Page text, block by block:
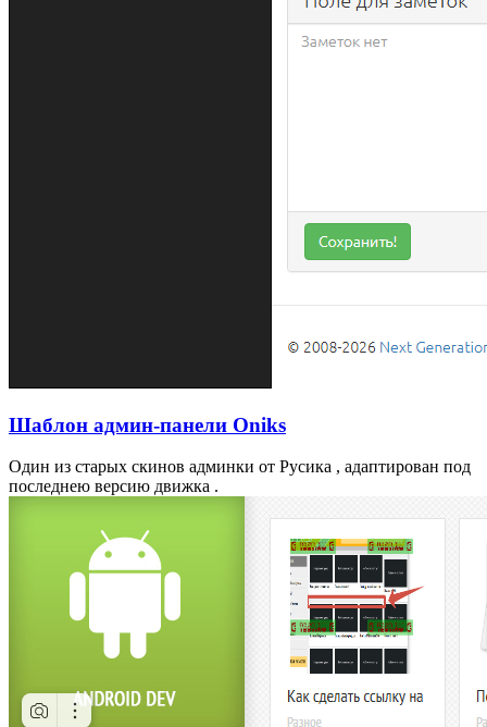
Шаблон админ-панели Oniks
Один из старых скинов админки от Русика , адаптирован под
последнею версию движка .